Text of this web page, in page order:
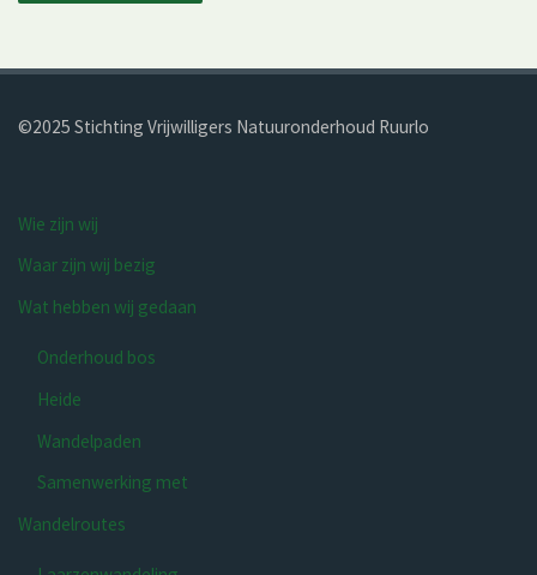
©2025 Stichting Vrijwilligers Natuur­onderhoud Ruurlo
Wie zijn wij
Waar zijn wij bezig
Wat hebben wij gedaan
Onderhoud bos
Heide
Wandelpaden
Samenwerking met
Wandelroutes